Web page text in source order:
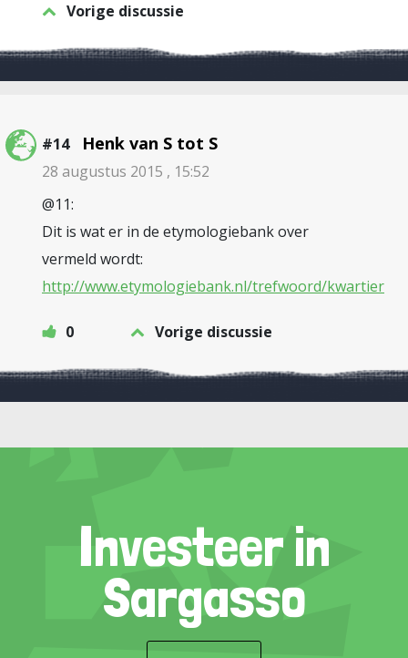
Vorige discussie
#14 Henk van S tot S
28 augustus 2015 , 15:52
@11:
Dit is wat er in de etymologiebank over
vermeld wordt:
http://www.etymologiebank.nl/trefwoord/kwartier
0 Vorige discussie
Investeer in
Sargasso